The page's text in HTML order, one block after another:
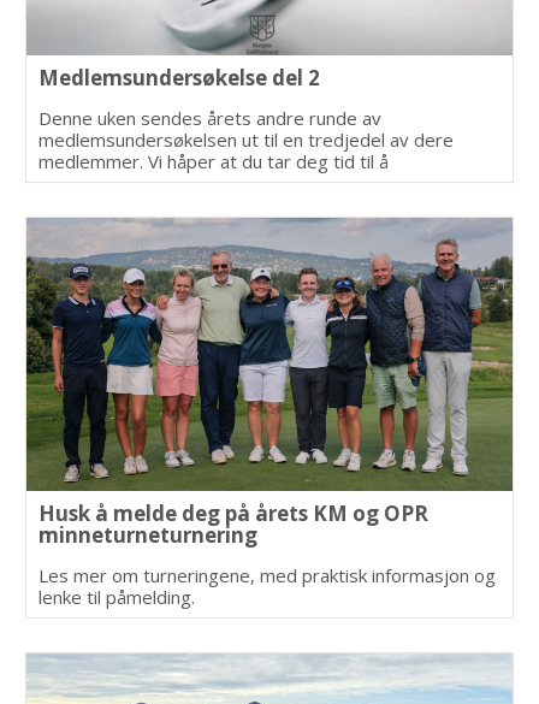
Medlemsundersøkelse del 2
Denne uken sendes årets andre runde av
medlemsundersøkelsen ut til en tredjedel av dere
medlemmer. Vi håper at du tar deg tid til å
svare.
Husk å melde deg på årets KM og OPR
minneturneturnering
Les mer om turneringene, med praktisk informasjon og
lenke til påmelding.